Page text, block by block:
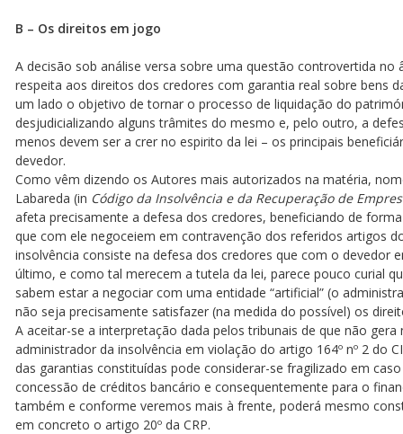
B – Os direitos em jogo
A decisão sob análise versa sobre uma questão controvertida
respeita aos direitos dos credores com garantia real sobre bens
um lado o objetivo de tornar o processo de liquidação do
desjudicializando alguns trâmites do mesmo e, pelo outro, a
menos devem ser a crer no espirito da lei – os principais
devedor.
Como vêm dizendo os Autores mais autorizados na matéria,
Labareda (in Código da Insolvência e da Recuperação de
afeta precisamente a defesa dos credores, beneficiando de
que com ele negoceiem em contravenção dos referidos artigos
insolvência consiste na defesa dos credores que com o devedor
último, e como tal merecem a tutela da lei, parece pouco curial
sabem estar a negociar com uma entidade “artificial” (o
não seja precisamente satisfazer (na medida do possível) os
A aceitar-se a interpretação dada pelos tribunais de que não
administrador da insolvência em violação do artigo 164º nº 2 do
das garantias constituídas pode considerar-se fragilizado em
concessão de créditos bancário e consequentemente para o
também e conforme veremos mais à frente, poderá mesmo
em concreto o artigo 20º da CRP.